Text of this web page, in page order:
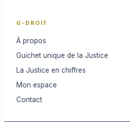
G-DROIT
À propos
Guichet unique de la Justice
La Justice en chiffres
Mon espace
Contact